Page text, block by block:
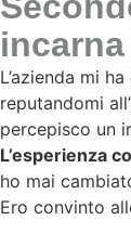
incarna
L’azienda mi
reputandomi
percepisco un
L’esperienza
ho mai
Ero convinto